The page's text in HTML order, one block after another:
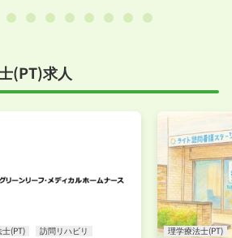
(PT)求人
(PT) 訪問リハビリ 理学療法士(PT)